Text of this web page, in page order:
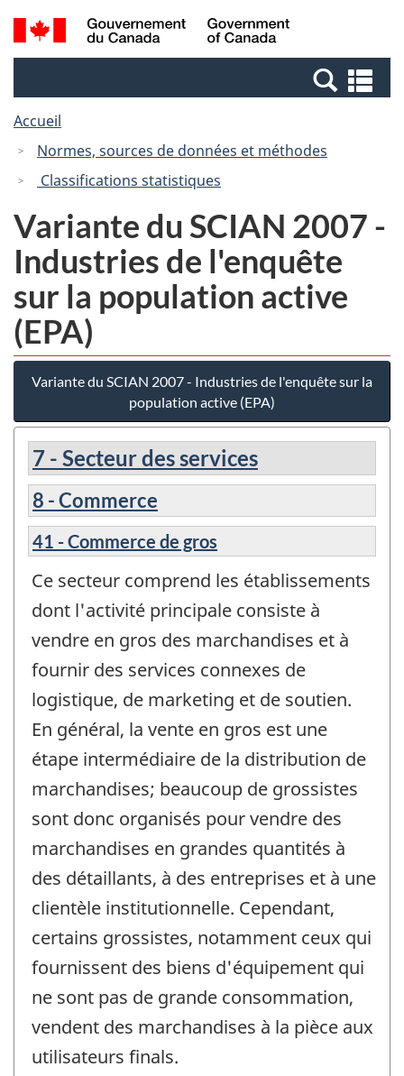
Passer
au
Passer
à
Canada
Recherche
et
et
Accueil
Normes, sources de données et méthodes
Classifications statistiques
Variante du SCIAN 2007 -
Industries de l'enquête
sur la population active
(EPA)
Variante du SCIAN 2007 - Industries de l'enquête sur la
population active (EPA)
7 - Secteur des services
8 - Commerce
41 - Commerce de gros
Ce secteur comprend les établissements
dont l'activité principale consiste à
vendre en gros des marchandises et à
fournir des services connexes de
logistique, de marketing et de soutien.
En général, la vente en gros est une
étape intermédiaire de la distribution de
marchandises; beaucoup de grossistes
sont donc organisés pour vendre des
marchandises en grandes quantités à
des détaillants, à des entreprises et à une
clientèle institutionnelle. Cependant,
certains grossistes, notamment ceux qui
fournissent des biens d'équipement qui
ne sont pas de grande consommation,
vendent des marchandises à la pièce aux
utilisateurs finals.